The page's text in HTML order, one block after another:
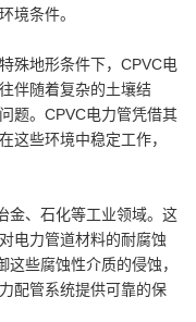
境条件。
殊地形条件下，CPVC电
伴随着复杂的土壤结
题。CPVC电力管凭借其
这些环境中稳定工作，
金、石化等工业领域。这
电力管道材料的耐腐蚀
些腐蚀性介质的侵蚀，
配管系统提供可靠的保